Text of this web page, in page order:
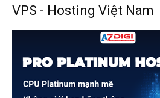
VPS - Hosting Việt Nam